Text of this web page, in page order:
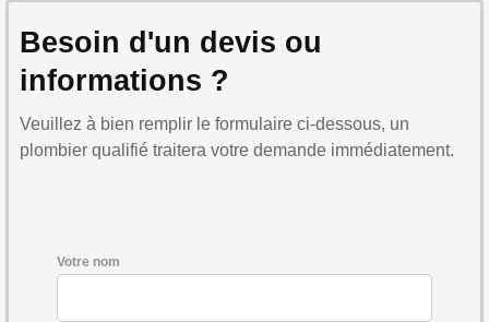
Besoin d'un devis ou
informations ?
Veuillez à bien remplir le formulaire ci-dessous, un
plombier qualifié traitera votre demande immédiatement.
Votre nom